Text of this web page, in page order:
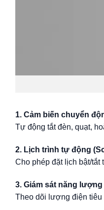
1. Cảm biến chuyển
Tự động tắt đèn, quạt,
2. Lịch trình tự động
Cho phép đặt lịch bật/
3. Giám sát năng
Theo dõi lượng điện